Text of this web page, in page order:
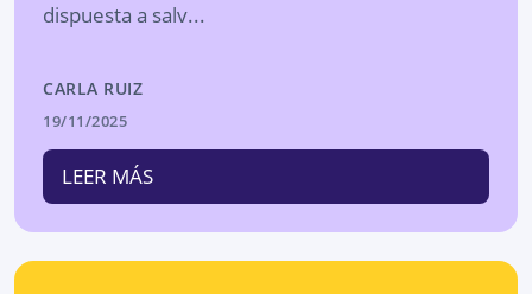
dispuesta a salv...
CARLA RUIZ
19/11/2025
LEER MÁS